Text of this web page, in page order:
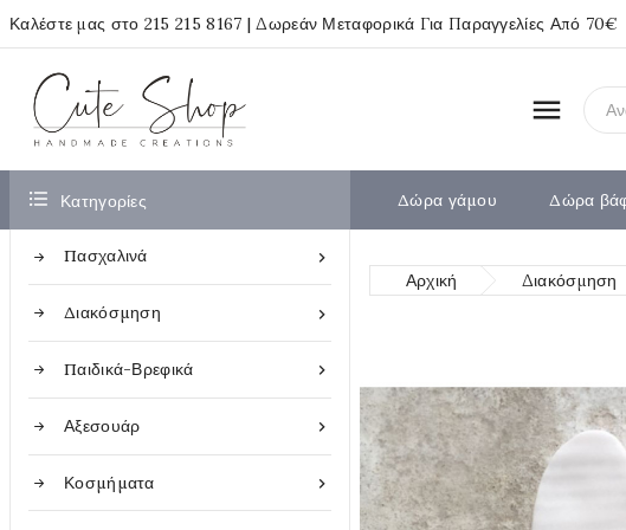
Καλέστε μας στο 215 215 8167 | Δωρεάν Μεταφορικά Για Παραγγελίες Από 70€

 Κατηγορίες

Πασχαλινά

Διακόσμηση

Παιδικά-Βρεφικά

Αξεσουάρ

Κοσμήματα
Δώρα γάμου Δώρα
Αρχική Διακόσμηση